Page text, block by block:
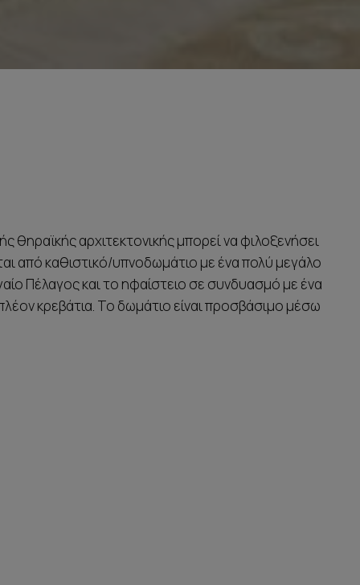
αρχιτεκτονικής μπορεί να φιλοξενήσει
από καθιστικό/υπνοδωμάτιο με ένα πολύ μεγάλο
Πέλαγος και το ηφαίστειο σε συνδυασμό με ένα
κρεβάτια. Το δωμάτιο είναι προσβάσιμο μέσω